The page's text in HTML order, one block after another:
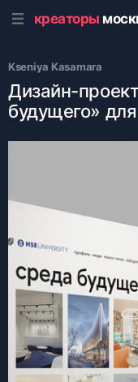
креаторы
Kseniya Kasamara
Дизайн-
будущего»